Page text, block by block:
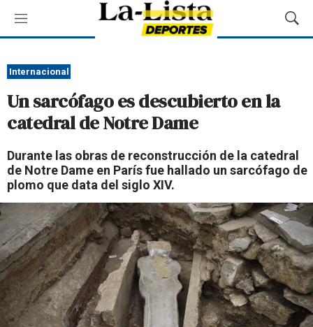
M
e
ú
M
o
s
q
e
d
Internacional
Un sarcófago es descubierto en la
catedral de Notre Dame
Durante las obras de reconstrucción de la catedral
de Notre Dame en París fue hallado un sarcófago de
plomo que data del siglo XIV.